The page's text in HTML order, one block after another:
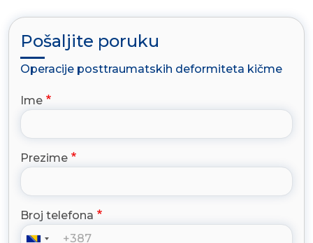
Pošaljite poruku
Operacije posttraumatskih deformiteta kičme
Ime
Prezime
Broj telefona